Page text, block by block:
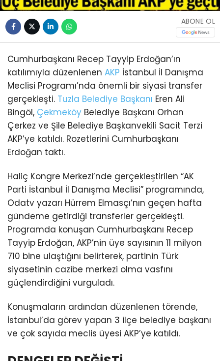
ABONE OL
Cumhurbaşkanı Recep Tayyip Erdoğan’ın
katılımıyla düzenlenen AKP İstanbul İl Danışma
Meclisi Programı’nda önemli bir siyasi transfer
gerçekleşti. Tuzla Belediye Başkanı Eren Ali
Bingöl, Çekmeköy Belediye Başkanı Orhan
Çerkez ve Şile Belediye Başkanvekili Sacit Terzi
AKP’ye katıldı. Rozetlerini Cumhurbaşkanı
Erdoğan taktı.
Haliç Kongre Merkezi’nde gerçekleştirilen “AK
Parti İstanbul İl Danışma Meclisi” programında,
Odatv yazarı Hürrem Elmasçı’nın geçen hafta
gündeme getirdiği transferler gerçekleşti.
Programda konuşan Cumhurbaşkanı Recep
Tayyip Erdoğan, AKP’nin üye sayısının 11 milyon
710 bine ulaştığını belirterek, partinin Türk
siyasetinin cazibe merkezi olma vasfını
güçlendirdiğini vurguladı.
Konuşmaların ardından düzenlenen törende,
İstanbul’da görev yapan 3 ilçe belediye başkanı
ve çok sayıda meclis üyesi AKP’ye katıldı.